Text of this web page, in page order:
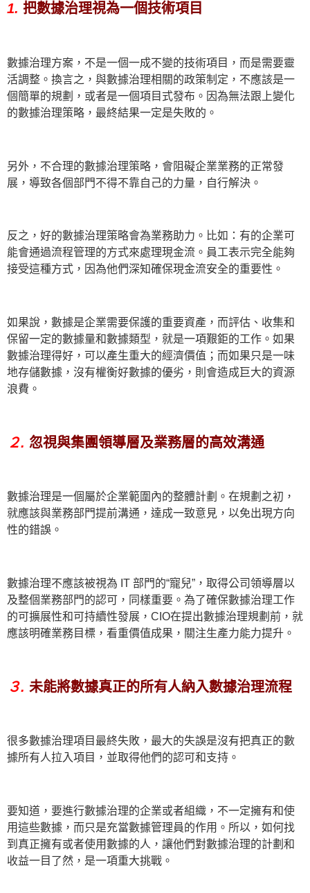
1. 把數據治理視為一個技術項目
數據治理方案，不是一個一成不變的技術項目，而是需要靈
活調整。換言之，與數據治理相關的政策制定，不應該是一
個簡單的規劃，或者是一個項目式發布。因為無法跟上變化
的數據治理策略，最終結果一定是失敗的。
另外，不合理的數據治理策略，會阻礙企業業務的正常發
展，導致各個部門不得不靠自己的力量，自行解決。
反之，好的數據治理策略會為業務助力。比如：有的企業可
能會通過流程管理的方式來處理現金流。員工表示完全能夠
接受這種方式，因為他們深知確保現金流安全的重要性。
如果說，數據是企業需要保護的重要資產，而評估、收集和
保留一定的數據量和數據類型，就是一項艱鉅的工作。如果
數據治理得好，可以產生重大的經濟價值；而如果只是一味
地存儲數據，沒有權衡好數據的優劣，則會造成巨大的資源
浪費。
２. 忽視與集團領導層及業務層的高效溝通
數據治理是一個屬於企業範圍內的整體計劃。在規劃之初，
就應該與業務部門提前溝通，達成一致意見，以免出現方向
性的錯誤。
數據治理不應該被視為 IT 部門的“寵兒”，取得公司領導層以
及整個業務部門的認可，同樣重要。為了確保數據治理工作
的可擴展性和可持續性發展，CIO在提出數據治理規劃前，就
應該明確業務目標，看重價值成果，關注生產力能力提升。
３. 未能將數據真正的所有人納入數據治理流程
很多數據治理項目最終失敗，最大的失誤是沒有把真正的數
據所有人拉入項目，並取得他們的認可和支持。
要知道，要進行數據治理的企業或者組織，不一定擁有和使
用這些數據，而只是充當數據管理員的作用。所以，如何找
到真正擁有或者使用數據的人，讓他們對數據治理的計劃和
收益一目了然，是一項重大挑戰。